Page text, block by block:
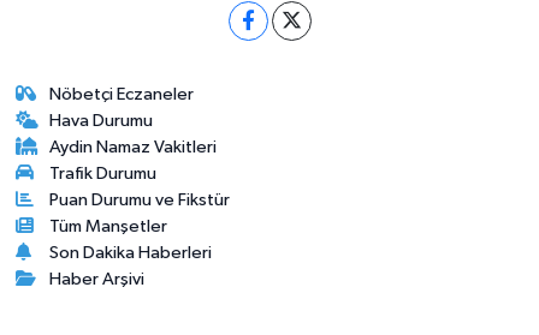
Nöbetçi Eczaneler
Hava Durumu
Aydin Namaz Vakitleri
Trafik Durumu
Puan Durumu ve Fikstür
Tüm Manşetler
Son Dakika Haberleri
Haber Arşivi